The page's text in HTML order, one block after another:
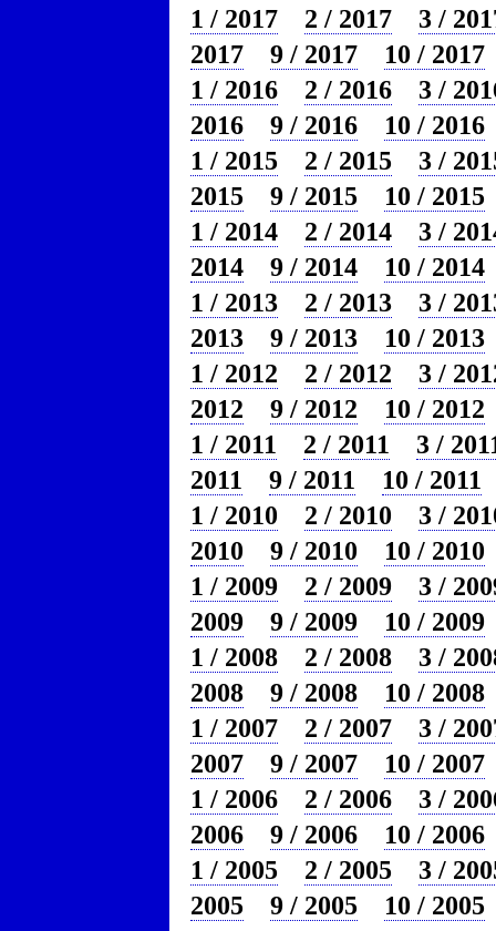
1 / 2017
2 / 2017
3 /
2017
9 / 2017
10 / 2017
1 / 2016
2 / 2016
3 /
2016
9 / 2016
10 / 2016
1 / 2015
2 / 2015
3 /
2015
9 / 2015
10 / 2015
1 / 2014
2 / 2014
3 /
2014
9 / 2014
10 / 2014
1 / 2013
2 / 2013
3 /
2013
9 / 2013
10 / 2013
1 / 2012
2 / 2012
3 /
2012
9 / 2012
10 / 2012
1 / 2011
2 / 2011
3 /
2011
9 / 2011
10 / 2011
1 / 2010
2 / 2010
3 /
2010
9 / 2010
10 / 2010
1 / 2009
2 / 2009
3 /
2009
9 / 2009
10 / 2009
1 / 2008
2 / 2008
3 /
2008
9 / 2008
10 / 2008
1 / 2007
2 / 2007
3 /
2007
9 / 2007
10 / 2007
1 / 2006
2 / 2006
3 /
2006
9 / 2006
10 / 2006
1 / 2005
2 / 2005
3 /
2005
9 / 2005
10 / 2005